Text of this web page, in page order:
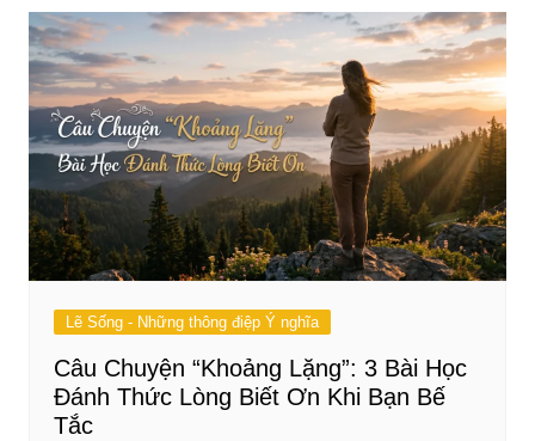
Lẽ Sống - Những thông điệp Ý nghĩa
Câu Chuyện “Khoảng Lặng”: 3 Bài Học
Đánh Thức Lòng Biết Ơn Khi Bạn Bế
Tắc